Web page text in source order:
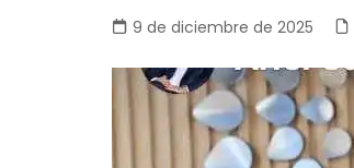
9 de diciembre de 2025